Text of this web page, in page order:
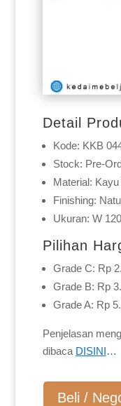
Detail
Kode: KKB
Stock: Pre-
Material:
Finishing:
Ukuran: W
Pilihan
Grade C: Rp
Grade B: Rp
Grade A: Rp
Penjelasan
dibaca DISINI…
Beli /